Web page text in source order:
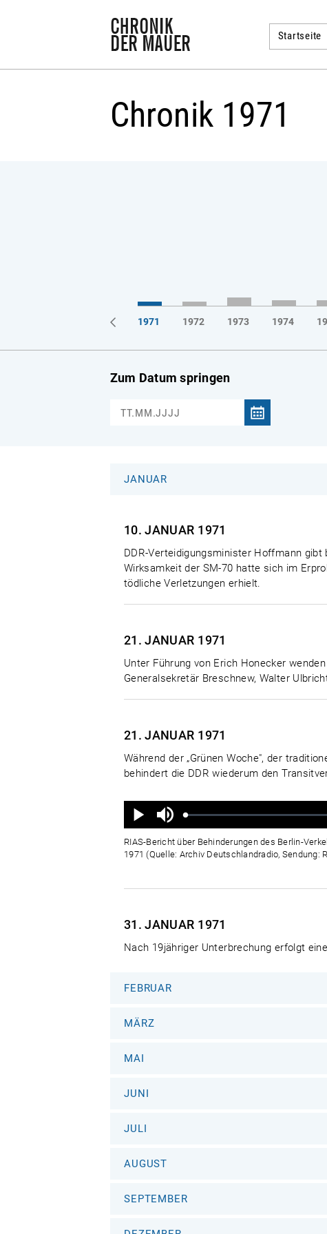
Startseite
Chronik 1971
1970 1971 1972 1973 1974
Zum Datum springen
JANUAR
10. JANUAR 1971
DDR-Verteidigungsminister Hoffmann
Wirksamkeit der SM-70 hatte sich im
tödliche Verletzungen erhielt.
21. JANUAR 1971
Unter Führung von Erich Honecker
Generalsekretär Breschnew, Walter
21. JANUAR 1971
Während der „Grünen Woche", der
behindert die DDR wiederum den
Wiedergabe
Ton
aus
Geladen:
Status:
RIAS-Bericht über Behinderungen des Berlin-
1971 (Quelle: Archiv Deutschlandradio, Sendung:
31. JANUAR 1971
Nach 19jähriger Unterbrechung erfolgt
FEBRUAR
MÄRZ
MAI
JUNI
JULI
AUGUST
SEPTEMBER